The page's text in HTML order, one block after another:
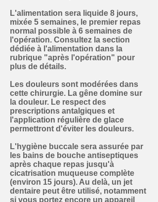
L'alimentation sera liquide 8 jours,
mixée 5 semaines, le premier repas
normal possible à 6 semaines de
l'opération. Consultez la section
dédiée à l'alimentation dans la
rubrique "après l'opération" pour
plus de détails.
Les douleurs sont modérées dans
cette chirurgie. La gêne domine sur
la douleur. Le respect des
prescriptions antalgiques et
l'application régulière de glace
permettront d'éviter les douleurs.
L'hygiène buccale sera assurée par
les bains de bouche antiseptiques
après chaque repas jusqu'à
cicatrisation muqueuse complète
(environ 15 jours). Au delà, un jet
dentaire peut être utilisé, notamment
si vous portez encore un appareil